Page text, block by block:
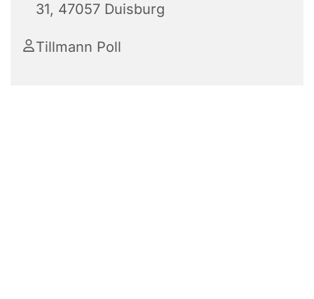
31, 47057 Duisburg
Tillmann Poll